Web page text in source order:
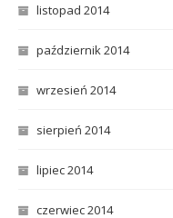
listopad 2014
październik 2014
wrzesień 2014
sierpień 2014
lipiec 2014
czerwiec 2014